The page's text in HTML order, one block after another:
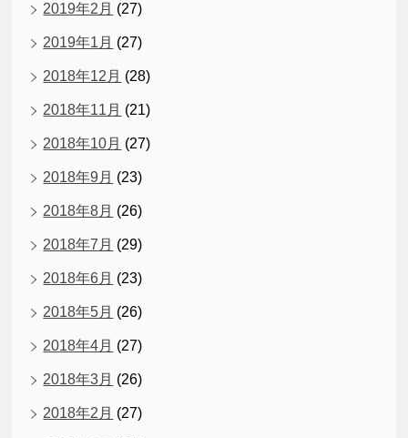
2019年2月 (27)
2019年1月 (27)
2018年12月 (28)
2018年11月 (21)
2018年10月 (27)
2018年9月 (23)
2018年8月 (26)
2018年7月 (29)
2018年6月 (23)
2018年5月 (26)
2018年4月 (27)
2018年3月 (26)
2018年2月 (27)